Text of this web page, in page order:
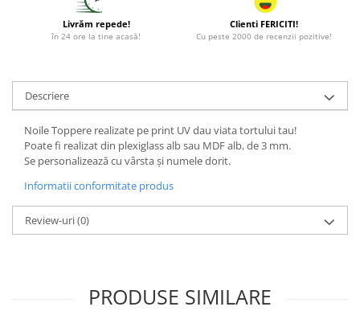
Livrăm repede!
în 24 ore la tine acasă!
Clienti FERICITI!
Cu peste 2000 de recenzii pozitive!
Descriere
Noile Toppere realizate pe print UV dau viata tortului tau!
Poate fi realizat din plexiglass alb sau MDF alb, de 3 mm.
Se personalizează cu vârsta și numele dorit.
Informatii conformitate produs
Review-uri(0)
PRODUSE SIMILARE